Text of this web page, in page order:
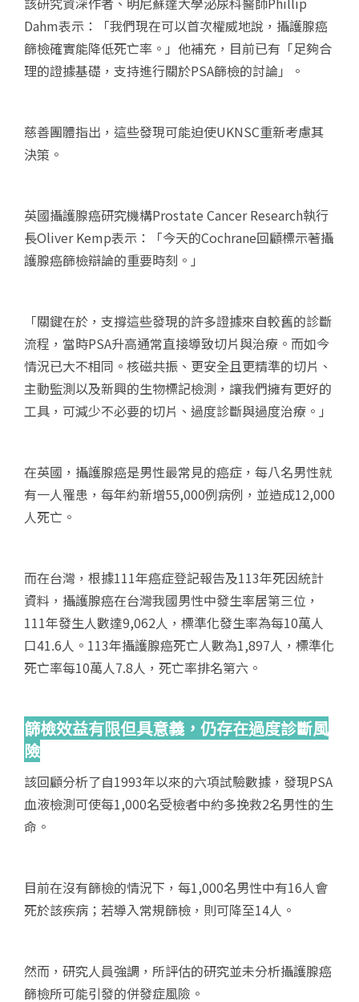
Dahm表示：「我們現在可以首次權威地說，攝護腺癌
篩檢確實能降低死亡率。」他補充，目前已有「足夠合
理的證據基礎，支持進行關於PSA篩檢的討論」。
慈善團體指出，這些發現可能迫使UKNSC重新考慮其
決策。
英國攝護腺癌研究機構Prostate Cancer Research執行
長Oliver Kemp表示：「今天的Cochrane回顧標示著攝
護腺癌篩檢辯論的重要時刻。」
「關鍵在於，支撐這些發現的許多證據來自較舊的診斷
流程，當時PSA升高通常直接導致切片與治療。而如今
情況已大不相同。核磁共振、更安全且更精準的切片、
主動監測以及新興的生物標記檢測，讓我們擁有更好的
工具，可減少不必要的切片、過度診斷與過度治療。」
在英國，攝護腺癌是男性最常見的癌症，每八名男性就
有一人罹患，每年約新增55,000例病例，並造成12,000
人死亡。
而在台灣，根據111年癌症登記報告及113年死因統計
資料，攝護腺癌在台灣我國男性中發生率居第三位，
111年發生人數達9,062人，標準化發生率為每10萬人
口41.6人。113年攝護腺癌死亡人數為1,897人，標準化
死亡率每10萬人7.8人，死亡率排名第六。
篩檢效益有限但具意義，仍存在過度診斷風
險
該回顧分析了自1993年以來的六項試驗數據，發現PSA
血液檢測可使每1,000名受檢者中約多挽救2名男性的生
命。
目前在沒有篩檢的情況下，每1,000名男性中有16人會
死於該疾病；若導入常規篩檢，則可降至14人。
然而，研究人員強調，所評估的研究並未分析攝護腺癌
篩檢所可能引發的併發症風險。